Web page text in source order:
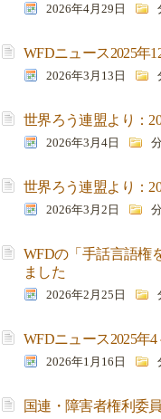
2026年4月29日
WFDニュース2025年
2026年3月13日
世界ろう連盟より：
2026年3月4日
世界ろう連盟より：
2026年3月2日
WFDの「手話言語権
ました
2026年2月25日
WFDニュース2025年
2026年1月16日
国連・障害者権利委